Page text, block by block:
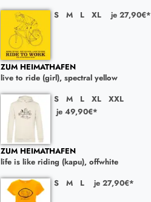
S M L XL je 27,90€*
ZUM HEIMATHAFEN
live to ride (girl), spectral yellow
S M L XL
XXL
je 49,90€*
ZUM HEIMATHAFEN
life is like riding (kapu), offwhite
S M L je 27,90€*